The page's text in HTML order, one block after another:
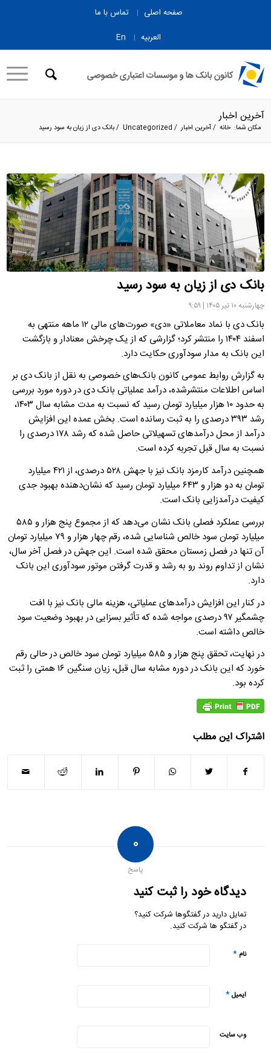
صفحه اصلی
تماس با ما
العربیه
En
آخرین اخبار
مکان شما: خانه /آخرین اخبار /
Uncategorized
/بانک دی از زیان به سود رسید
بانک دی از زیان به سود رسید
چهارشنبه ۱۰ تیر ۱۴۰۵ | ۹:۵۹
بانک دی با نماد معاملاتی «دی» صورت‌های مالی ۱۲ ماهه منتهی به
اسفند ۱۴۰۴ را منتشر کرد؛ گزارشی که از یک چرخش معنادار و بازگشت
این بانک به مدار سودآوری حکایت دارد.
به گزارش روابط عمومی کانون بانک‌های خصوصی به نقل از بانک دی بر
اساس اطلاعات منتشرشده، درآمد عملیاتی بانک دی در دوره مورد بررسی
به حدود ۱۰ هزار میلیارد تومان رسید که نسبت به مدت مشابه سال ۱۴۰۳،
رشد ۳۹۳ درصدی را به ثبت رسانده است. بخش عمده این افزایش
درآمد از محل درآمدهای تسهیلاتی حاصل شده که رشد ۱۷۸ درصدی را
نسبت به سال قبل تجربه کرده است.
همچنین درآمد کارمزد بانک نیز با جهش ۵۲۸ درصدی، از ۴۲۱ میلیارد
تومان به دو هزار و ۶۴۳ میلیارد تومان رسید که نشان‌دهنده بهبود جدی
کیفیت درآمدزایی بانک است.
بررسی عملکرد فصلی بانک نشان می‌دهد که از مجموع پنج هزار و ۵۸۵
میلیارد تومان سود خالص شناسایی شده، رقم چهار هزار و ۷۹ میلیارد تومان
آن تنها در فصل زمستان محقق شده است. این جهش در فصل آخر سال،
نشان از تداوم روند رو به رشد و قدرت گرفتن موتور سودآوری این بانک
دارد.
در کنار این افزایش درآمدهای عملیاتی، هزینه مالی بانک نیز با افت
چشمگیر ۹۷ درصدی مواجه شده که تأثیر بسزایی در بهبود وضعیت سود
خالص داشته است.
در نهایت، تحقق پنج هزار و ۵۸۵ میلیارد تومان سود خالص در حالی رقم
خورد که این بانک در دوره مشابه سال قبل، زیان سنگین ۱۶ همتی را ثبت
کرده بود.
اشتراک این مطلب
۰
پاسخ
دیدگاه خود را ثبت کنید
تمایل دارید در گفتگوها شرکت کنید؟
در گفتگو ها شرکت کنید.
نام*
ایمیل*
وب‌ سایت